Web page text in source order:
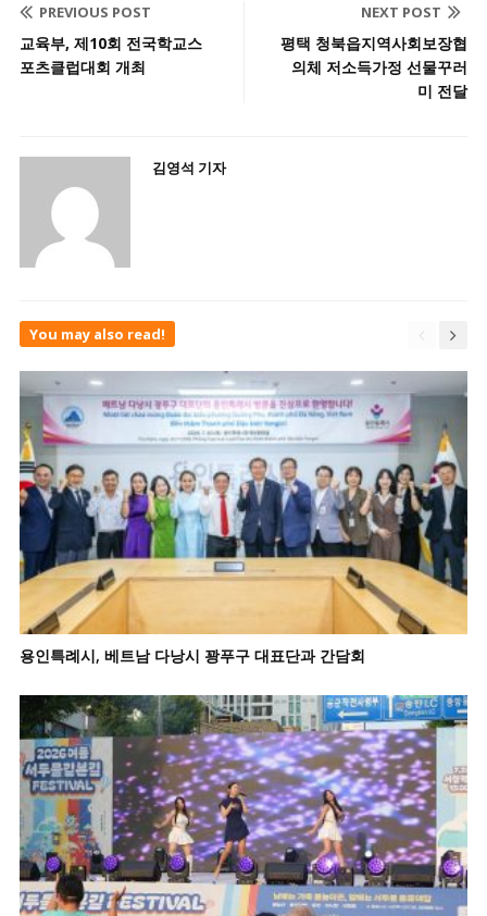
PREVIOUS POST
교육부, 제10회 전국학교스
포츠클럽대회 개최
NEXT POST
평택 청북읍지역사회보장협
의체 저소득가정 선물꾸러
미 전달
김영석 기자
You may also read!
용인특례시, 베트남 다낭시 꽝푸구 대표단과 간담회